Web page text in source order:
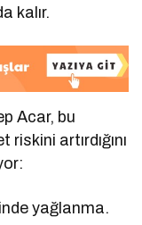
kalır.
Acar, bu
artırdığını
yağlanma.